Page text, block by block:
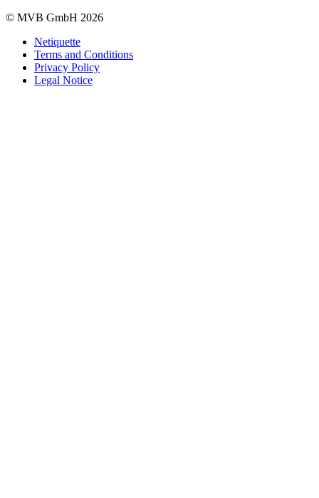
© MVB GmbH 2026
Netiquette
Terms and Conditions
Privacy Policy
Legal Notice